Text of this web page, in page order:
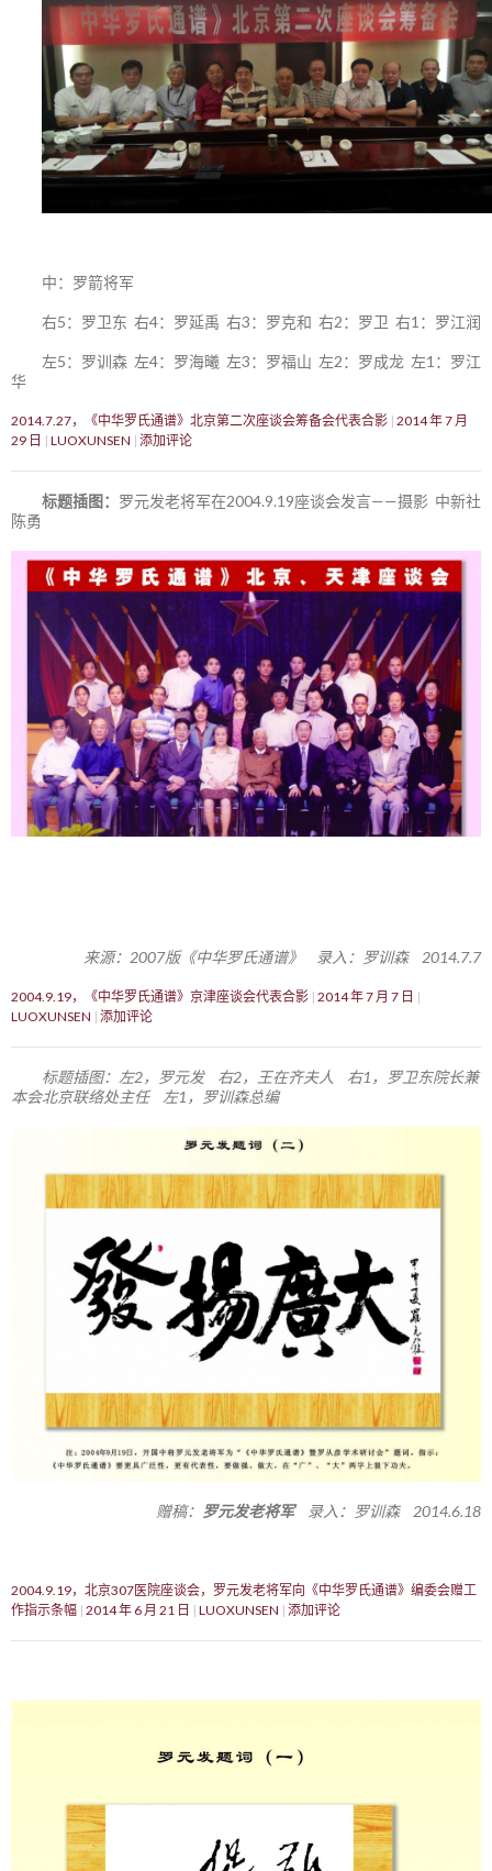
中：罗箭将军
右5：罗卫东 右4：罗延禹 右3：罗克和 右2：罗卫 右1：罗江润
左5：罗训森 左4：罗海曦 左3：罗福山 左2：罗成龙 左1：罗江
华
2014.7.27，《中华罗氏通谱》北京第二次座谈会筹备会代表合影 2014 年 7 月
29 日
LUOXUNSEN 添加评论
标题插图： 罗元发老将军在2004.9.19座谈会发言——摄影 中新社
陈勇
来源：2007版《中华罗氏通谱》 录入：罗训森 2014.7.7
2004.9.19，《中华罗氏通谱》京津座谈会代表合影 2014 年 7 月 7 日
LUOXUNSEN 添加评论
标题插图：左2，罗元发 右2，王在齐夫人 右1，罗卫东院长兼
本会北京联络处主任 左1，罗训森总编
赠稿： 罗元发老将军录入：罗训森 2014.6.18
2004.9.19，北京307医院座谈会，罗元发老将军向《中华罗氏通谱》编委会赠工
作指示条幅 2014 年 6 月 21 日 LUOXUNSEN 添加评论